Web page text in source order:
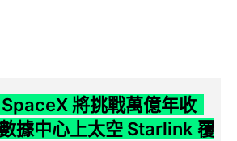
將挑戰萬億年收
據中心上太空 Starlink 覆